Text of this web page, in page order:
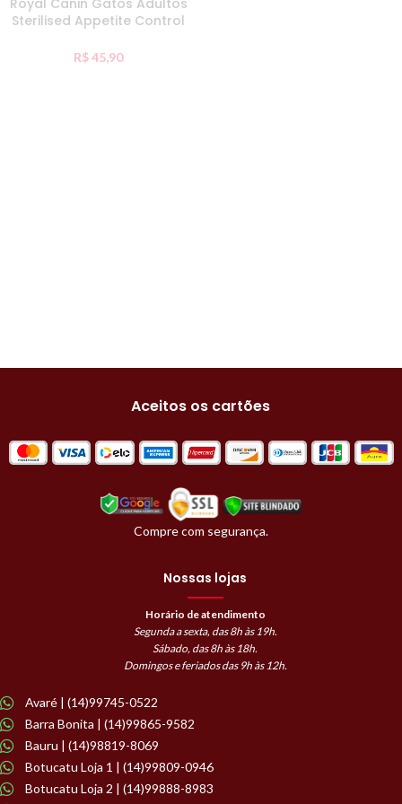
Royal Canin Gatos Adultos
Sterilised Appetite Control
R$45,90
Aceitos os cartões
Compre com segurança.
Nossas lojas
Horário de atendimento
Segunda a sexta, das 8h às 19h.
Sábado, das 8h às 18h.
Domingos e feriados das 9h às 12h.
Avaré | (14)99745-0522
Barra Bonita | (14)99865-9582
Bauru | (14)98819-8069
Botucatu Loja 1 | (14)99809-0946
Botucatu Loja 2 | (14)99888-8983